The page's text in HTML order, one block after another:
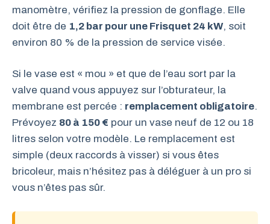
manomètre, vérifiez la pression de gonflage. Elle
doit être de 1,2 bar pour une Frisquet 24 kW, soit
environ 80 % de la pression de service visée.
Si le vase est « mou » et que de l’eau sort par la
valve quand vous appuyez sur l’obturateur, la
membrane est percée : remplacement obligatoire.
Prévoyez 80 à 150 € pour un vase neuf de 12 ou 18
litres selon votre modèle. Le remplacement est
simple (deux raccords à visser) si vous êtes
bricoleur, mais n’hésitez pas à déléguer à un pro si
vous n’êtes pas sûr.